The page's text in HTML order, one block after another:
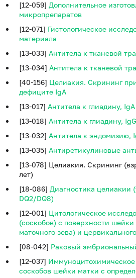
[12-059] Дополнительное
микропрепаратов
[12-071] Гистологическое
материала
[13-033] Антитела к тканевой
[13-034] Антитела к тканевой
[40-156] Целиакия. Скрининг
дефиците IgA
[13-017] Антитела к глиадину, IgA
[13-018] Антитела к глиадину, IgG
[13-032] Антитела к эндомизию,
[13-035] Антиретикулиновые
[13-078] Целиакия. Скрининг
лет)
[18-086] Диагностика целиакии
DQ2/DQ8)
[12-001] Цитологическое
(соскобов) с поверхности
маточного зева) и
[08-042] Раковый
[12-037]
соскобов шейки матки с